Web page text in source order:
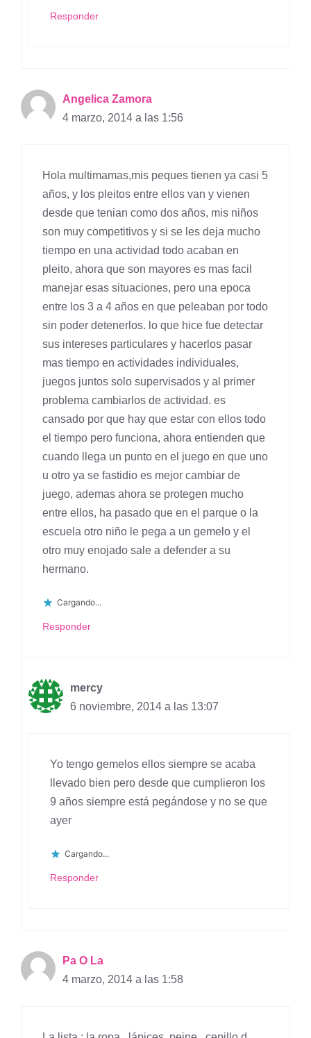
Responder
Angelica Zamora
4 marzo, 2014 a las 1:56
Hola multimamas,mis peques tienen ya casi 5
años, y los pleitos entre ellos van y vienen
desde que tenian como dos años, mis niños
son muy competitivos y si se les deja mucho
tiempo en una actividad todo acaban en
pleito, ahora que son mayores es mas facil
manejar esas situaciones, pero una epoca
entre los 3 a 4 años en que peleaban por todo
sin poder detenerlos. lo que hice fue detectar
sus intereses particulares y hacerlos pasar
mas tiempo en actividades individuales,
juegos juntos solo supervisados y al primer
problema cambiarlos de actividad. es
cansado por que hay que estar con ellos todo
el tiempo pero funciona, ahora entienden que
cuando llega un punto en el juego en que uno
u otro ya se fastidio es mejor cambiar de
juego, ademas ahora se protegen mucho
entre ellos, ha pasado que en el parque o la
escuela otro niño le pega a un gemelo y el
otro muy enojado sale a defender a su
hermano.
Cargando...
Responder
mercy
6 noviembre, 2014 a las 13:07
Yo tengo gemelos ellos siempre se acaba
llevado bien pero desde que cumplieron los
9 años siempre está pegándose y no se que
ayer
Cargando...
Responder
Pa O La
4 marzo, 2014 a las 1:58